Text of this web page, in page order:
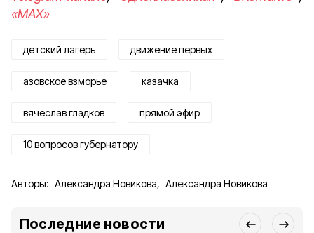
«MAX»
детский лагерь движение первых
азовское взморье казачка
вячеслав гладков прямой эфир
10 вопросов губернатору
Авторы: Александра Новикова, Александра Новикова
Последние новости